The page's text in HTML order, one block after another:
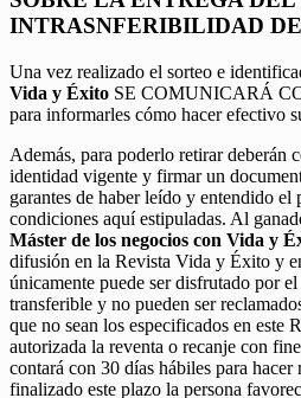
INTRASNFERIBILIDAD
Una vez realizado el sorteo e
Vida y Éxito SE COMUNICARÁ
para informarles cómo hacer efectivo
Además, para poderlo retirar deberán
identidad vigente y firmar un
garantes de haber leído y entendido el
condiciones aquí estipuladas. Al
Máster de los negocios con Vida y
difusión en la Revista Vida y Éxito y
únicamente puede ser disfrutado por
transferible y no pueden ser
que no sean los especificados en este
autorizada la reventa o recanje con
contará con 30 días hábiles para
finalizado este plazo la persona